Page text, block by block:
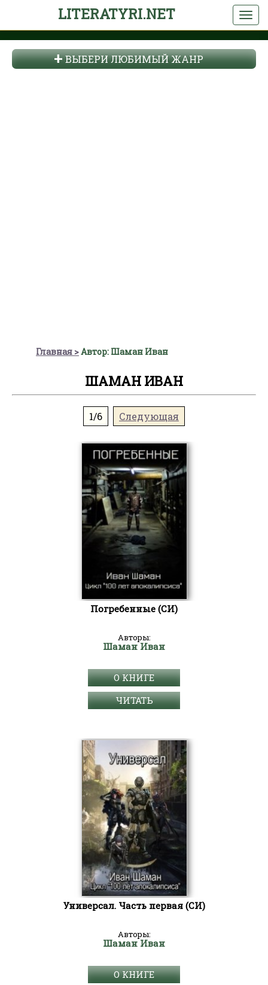
LITERATYRI.NET
ВЫБЕРИ ЛЮБИМЫЙ ЖАНР
Главная Автор: Шаман Иван
ШАМАН ИВАН
1/6 Следующая
Погребенные (СИ)
Авторы:
Шаман Иван
О КНИГЕ
ЧИТАТЬ
Универсал. Часть первая (СИ)
Авторы:
Шаман Иван
О КНИГЕ